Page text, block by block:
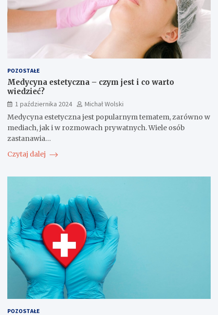
POZOSTAŁE
Medycyna estetyczna – czym jest i co warto
wiedzieć?
1 października 2024
Michał Wolski
Medycyna estetyczna jest popularnym tematem, zarówno w
mediach, jak i w rozmowach prywatnych. Wiele osób
zastanawia…
Czytaj dalej
POZOSTAŁE